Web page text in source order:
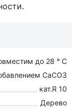
до 28 ° C
СаСО3
кат.R 10
Дерево